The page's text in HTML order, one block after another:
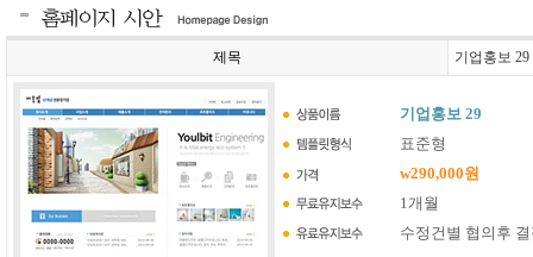
제목 기업홍보 29
기업홍보 29
표준형
w290,000원
1개월
수정건별 협의후